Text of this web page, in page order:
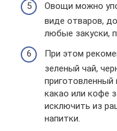
Овощи можно
виде отваров,
любые закуски,
При этом
зеленый чай,
какао или кофе
исключить из
напитки.